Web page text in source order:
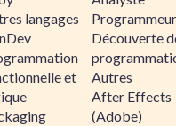
langages
et
Programmeur
Découverte
Autres
After Effects
(Adobe)